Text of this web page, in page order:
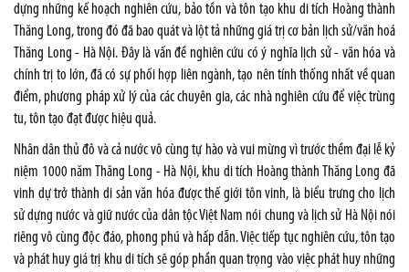
dựng những kế hoạch nghiên cứu, bảo tồn và tôn tạo khu di tích Hoàng thành
Thăng Long, trong đó đã bao quát và lột tả những giá trị cơ bản lịch sử/văn hoá
Thăng Long - Hà Nội. Đây là vấn đề nghiên cứu có ý nghĩa lịch sử - văn hóa và
chính trị to lớn, đã có sự phối hợp liên ngành, tạo nên tính thống nhất về quan
điểm, phương pháp xử lý của các chuyên gia, các nhà nghiên cứu để việc trùng
tu, tôn tạo đạt được hiệu quả.
Nhân dân thủ đô và cả nước vô cùng tự hào và vui mừng vì trước thềm đại lễ kỷ
niệm 1000 năm Thăng Long - Hà Nội, khu di tích Hoàng thành Thăng Long đã
vinh dự trở thành di sản văn hóa được thế giới tôn vinh, là biểu trưng cho lịch
sử dựng nước và giữ nước của dân tộc Việt Nam nói chung và lịch sử Hà Nội nói
riêng vô cùng độc đáo, phong phú và hấp dẫn. Việc tiếp tục nghiên cứu, tôn tạo
và phát huy giá trị khu di tích sẽ góp phần quan trọng vào việc phát huy những